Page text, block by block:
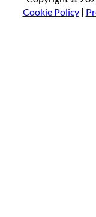
Cookie Policy|